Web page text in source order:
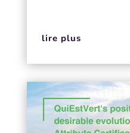
lire plus